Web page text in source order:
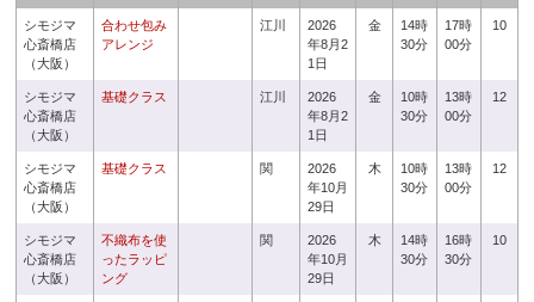
シモジマ
心斎橋店
（大阪）
合わせ包み
アレンジ
江川
2026
年8月2
1日
金
14時
30分
17時
00分
10
シモジマ
心斎橋店
（大阪）
基礎クラス 江川
2026
年8月2
1日
金
10時
30分
13時
00分
12
シモジマ
心斎橋店
（大阪）
基礎クラス 関
2026
年10月
29日
木
10時
30分
13時
00分
12
シモジマ
心斎橋店
（大阪）
不織布を使
ったラッピ
ング
関
2026
年10月
29日
木
14時
30分
16時
30分
10